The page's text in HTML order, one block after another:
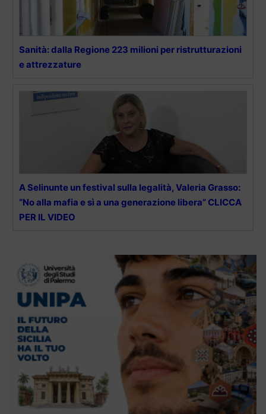
Sanità: dalla Regione 223 milioni per ristrutturazioni
e attrezzature
A Selinunte un festival sulla legalità, Valeria Grasso:
“No alla mafia e sì a una generazione libera” CLICCA
PER IL VIDEO